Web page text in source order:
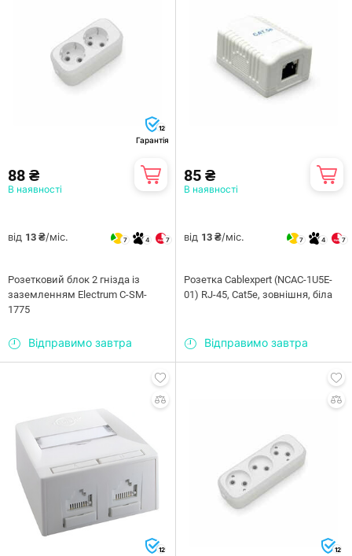
12
Гарантія
88 ₴
В наявності
від 13 ₴/міс. 7 4 7
Розетковий блок 2 гнізда із
заземленням Electrum C-SM-
1775
Відправимо завтра
85 ₴
В наявності
від 13 ₴/міс. 7 4 7
Розетка Cablexpert (NCAC-1U5E-
01) RJ-45, Cat5е, зовнішня, біла
Відправимо завтра
12 12